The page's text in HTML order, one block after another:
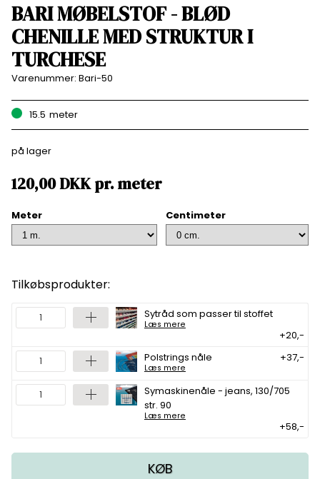
BARI MØBELSTOF - BLØD
CHENILLE MED STRUKTUR I
TURCHESE
Varenummer: Bari-50
15.5 meter
på lager
120,00DKKpr.meter
Meter Centimeter
Tilkøbsprodukter:
Sytråd som passer til stoffet
Læs mere
+20,-
Polstrings nåle
Læs mere
+37,-
Symaskinenåle - jeans, 130/705
str. 90
Læs mere
+58,-
KØB